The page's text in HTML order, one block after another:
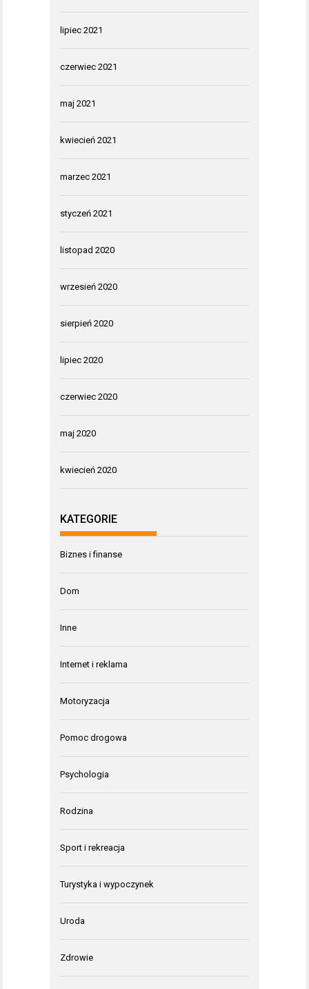
lipiec 2021
czerwiec 2021
maj 2021
kwiecień 2021
marzec 2021
styczeń 2021
listopad 2020
wrzesień 2020
sierpień 2020
lipiec 2020
czerwiec 2020
maj 2020
kwiecień 2020
KATEGORIE
Biznes i finanse
Dom
Inne
Internet i reklama
Motoryzacja
Pomoc drogowa
Psychologia
Rodzina
Sport i rekreacja
Turystyka i wypoczynek
Uroda
Zdrowie